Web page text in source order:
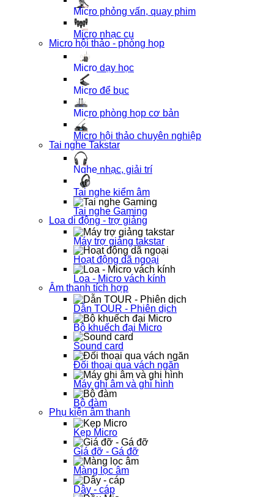
Micro phỏng vấn, quay phim
Micro nhạc cụ
Micro hội thảo - phòng họp
Micro dạy học
Micro để bục
Micro phòng họp cơ bản
Micro hội thảo chuyên nghiệp
Tai nghe Takstar
Nghe nhạc, giải trí
Tai nghe kiểm âm
Tai nghe Gaming
Loa di động - trợ giảng
Máy trợ giảng takstar
Hoạt động dã ngoại
Loa - Micro vách kính
Âm thanh tích hợp
Dẫn TOUR - Phiên dịch
Bộ khuếch đại Micro
Sound card
Đối thoại qua vách ngăn
Máy ghi âm và ghi hình
Bộ đàm
Phụ kiện âm thanh
Kẹp Micro
Giá đỡ - Gá đỡ
Màng lọc âm
Dây - cáp